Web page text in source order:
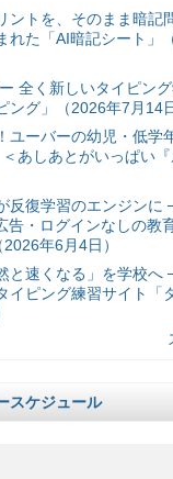
ントを、そのまま暗記
れた「AI暗記シート」
全く新しいタイピン
ング」（2026年7月14日
ユーバーの幼児・低学
あしあとがいっぱい『
反復学習のエンジンに
告・ログインなしの教
年6月4日）
と速くなる」を学校へ
イピング練習サイト「
スケジュール